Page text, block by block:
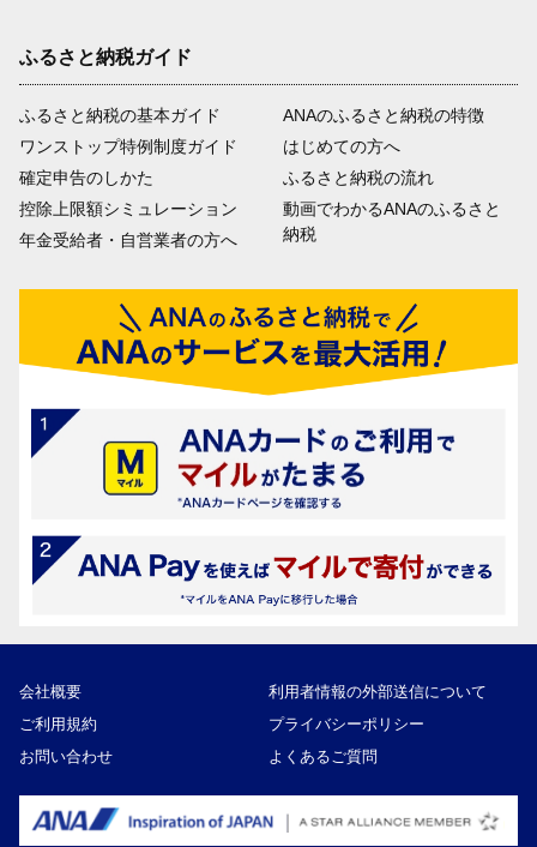
ふるさと納税ガイド
ふるさと納税の基本ガイド
ワンストップ特例制度ガイド
確定申告のしかた
控除上限額シミュレーション
年金受給者・自営業者の方へ
ANAのふるさと納税の特徴
はじめての方へ
ふるさと納税の流れ
動画でわかるANAのふるさと
納税
会社概要
利用者情報の外部送信について
ご利用規約
プライバシーポリシー
お問い合わせ
よくあるご質問